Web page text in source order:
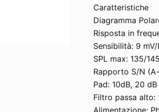
Caratteristiche
Diagramma
Risposta in
Sensibilità: 9
SPL max: 135/
Rapporto S/N
Pad: 10dB, 20 dB
Filtro passa alto:
Alimentazione: